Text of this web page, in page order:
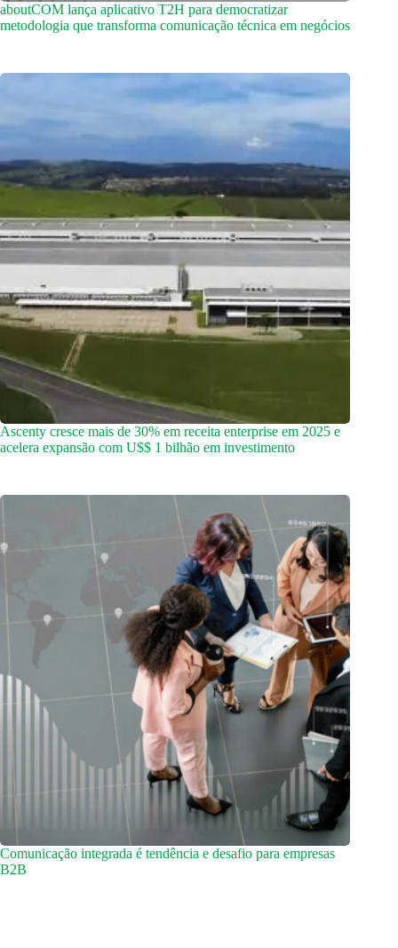
aboutCOM lança aplicativo T2H para democratizar
metodologia que transforma comunicação técnica em negócios
Ascenty cresce mais de 30% em receita enterprise em 2025 e
acelera expansão com U$$ 1 bilhão em investimento
Comunicação integrada é tendência e desafio para empresas
B2B